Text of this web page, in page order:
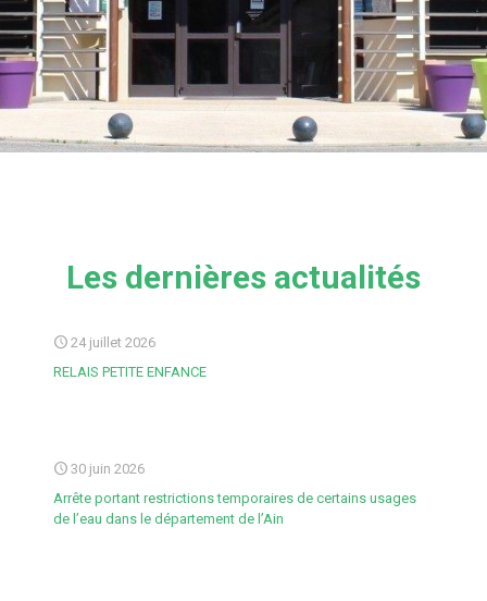
Les dernières actualités
24 juillet 2026
RELAIS PETITE ENFANCE
30 juin 2026
Arrête portant restrictions temporaires de certains usages
de l’eau dans le département de l’Ain